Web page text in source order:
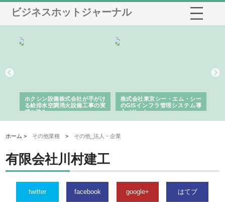
ビジネスホットジャーナル
ホクシン設備株式会社が手がけ
る給排水空調消火設備工事の実
績と強み
株式会社東京シー・エム・シー
のGISインフラ管理システム導
入メリット
ホーム > その他業種 > その他_法人・企業
有限会社川村建工
twitter facebook google+ はてブ